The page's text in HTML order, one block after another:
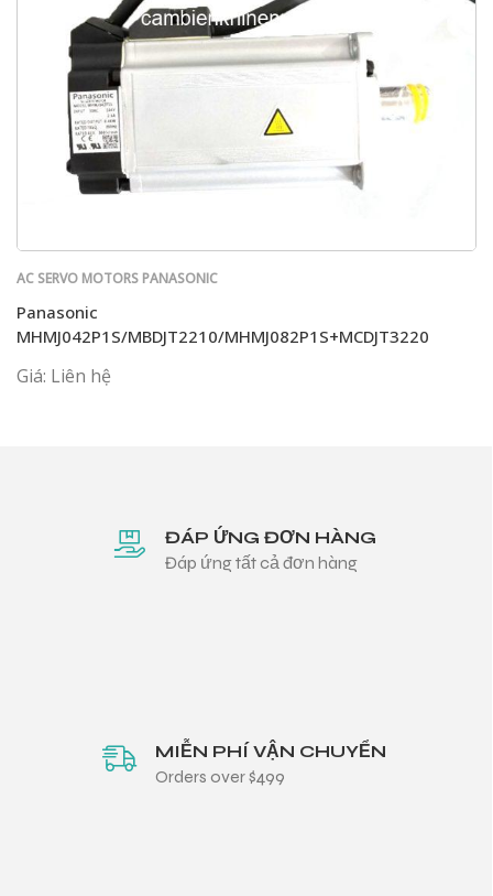
AC SERVO MOTORS PANASONIC
Panasonic
MHMJ042P1S/MBDJT2210/MHMJ082P1S+MCDJT3220
Giá: Liên hệ
ĐÁP ỨNG ĐƠN HÀNG
Đáp ứng tất cả đơn hàng
MIỄN PHÍ VẬN CHUYỂN
Orders over $499